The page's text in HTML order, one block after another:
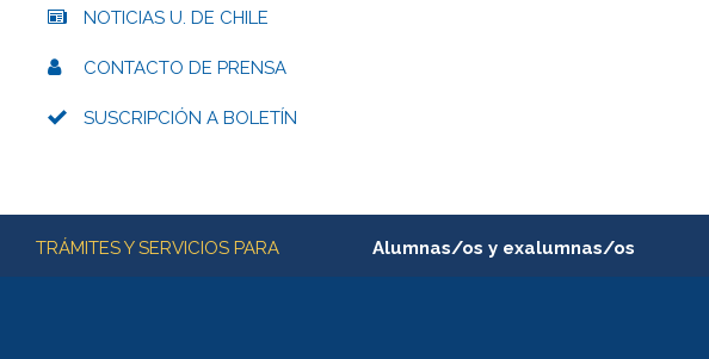
NOTICIAS U. DE CHILE
CONTACTO DE PRENSA
SUSCRIPCIÓN A BOLETÍN
Más información
TRÁMITES Y SERVICIOS PARA Alumnas/os y exalumnas/os